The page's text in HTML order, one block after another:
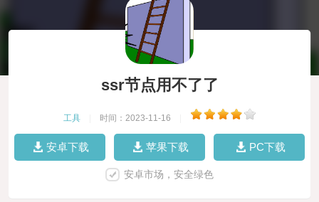
ssr节点用不了了
工具 时间：2023-11-16
安卓下载 苹果下载 PC下载
安卓市场，安全绿色